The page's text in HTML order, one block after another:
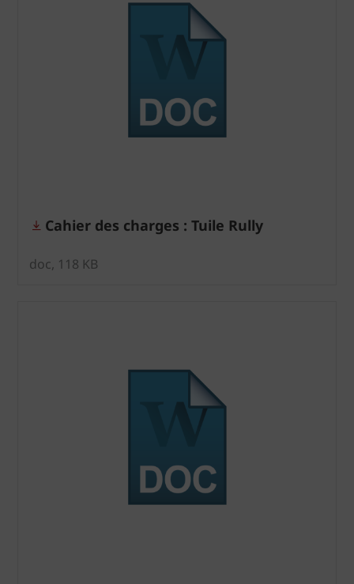
Cahier des charges : Tuile Rully
doc, 118 KB